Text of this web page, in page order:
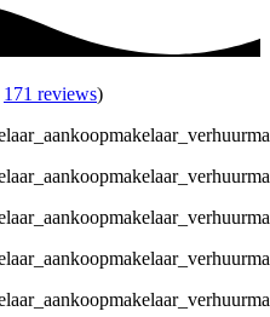
171 reviews)